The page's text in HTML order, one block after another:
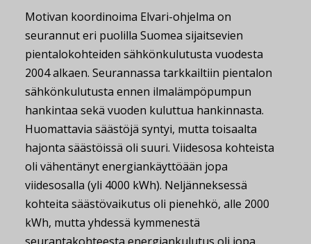
Motivan koordinoima Elvari-ohjelma on
seurannut eri puolilla Suomea sijaitsevien
pientalokohteiden sähkönkulutusta vuodesta
2004 alkaen. Seurannassa tarkkailtiin pientalon
sähkönkulutusta ennen ilmalämpöpumpun
hankintaa sekä vuoden kuluttua hankinnasta.
Huomattavia säästöjä syntyi, mutta toisaalta
hajonta säästöissä oli suuri. Viidesosa kohteista
oli vähentänyt energiankäyttöään jopa
viidesosalla (yli 4000 kWh). Neljänneksessä
kohteita säästövaikutus oli pienehkö, alle 2000
kWh, mutta yhdessä kymmenestä